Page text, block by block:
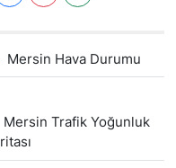
Mersin Hava Durumu
Mersin Trafik Yoğunluk